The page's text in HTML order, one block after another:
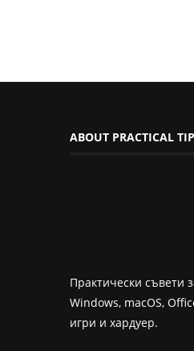
ABOUT PRACTICAL
Практически съвети
Windows, macOS,
игри и хардуер.